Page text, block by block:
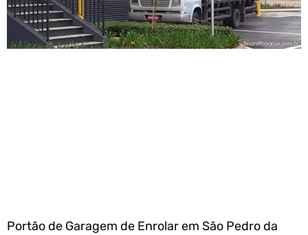
Portão de Garagem de Enrolar em São Pedro da